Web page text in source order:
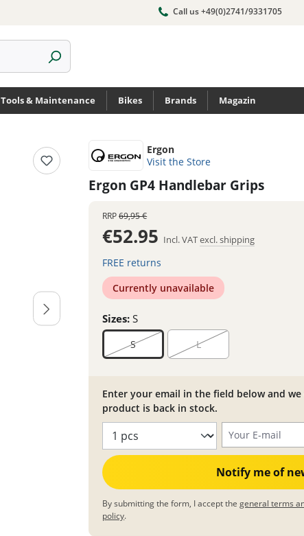
Call us +49(0)2741/9331705
Tools & Maintenance Bikes Brands Magazin
Ergon
Visit the Store
Ergon GP4 Handlebar Grips
RRP69,95 €
€52.95 Incl. VATexcl. shipping
FREE returns
Currently unavailable
Sizes:S
S L
Enter your email in the field below and
product is back in stock.
Notify me of
By submitting the form, I accept thegeneral terms
policy.